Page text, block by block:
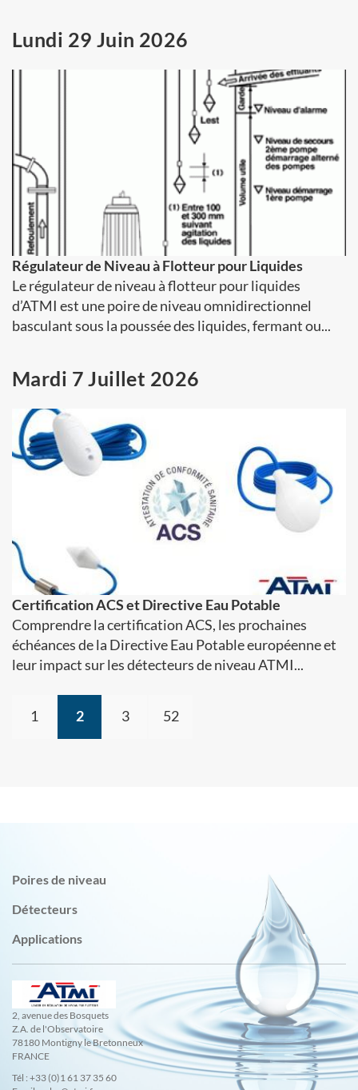
Lundi 29 Juin 2026
Régulateur de Niveau à Flotteur pour Liquides
Le régulateur de niveau à flotteur pour liquides
d’ATMI est une poire de niveau omnidirectionnel
basculant sous la poussée des liquides, fermant ou...
Mardi 7 Juillet 2026
Certification ACS et Directive Eau Potable
Comprendre la certification ACS, les prochaines
échéances de la Directive Eau Potable européenne et
leur impact sur les détecteurs de niveau ATMI...
1 2 3 52
Poires de niveau
Détecteurs
Applications
2, avenue des Bosquets
Z.A. de l'Observatoire
78180 Montigny le Bretonneux
FRANCE
Tél : +33 (0)1 61 37 35 60